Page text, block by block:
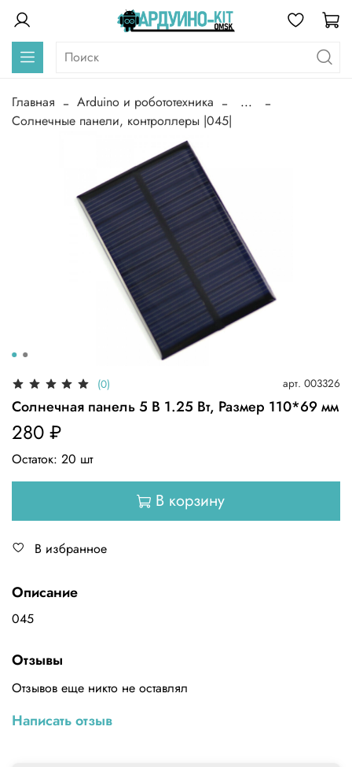
Главная Arduino и робототехника
...
Солнечные панели, контроллеры |045|
(0) арт. 003326
Солнечная панель 5 В 1.25 Вт, Размер 110*69 мм
280 ₽
Остаток: 20 шт
В корзину
В избранное
Описание
045
Отзывы
Отзывов еще никто не оставлял
Написать отзыв